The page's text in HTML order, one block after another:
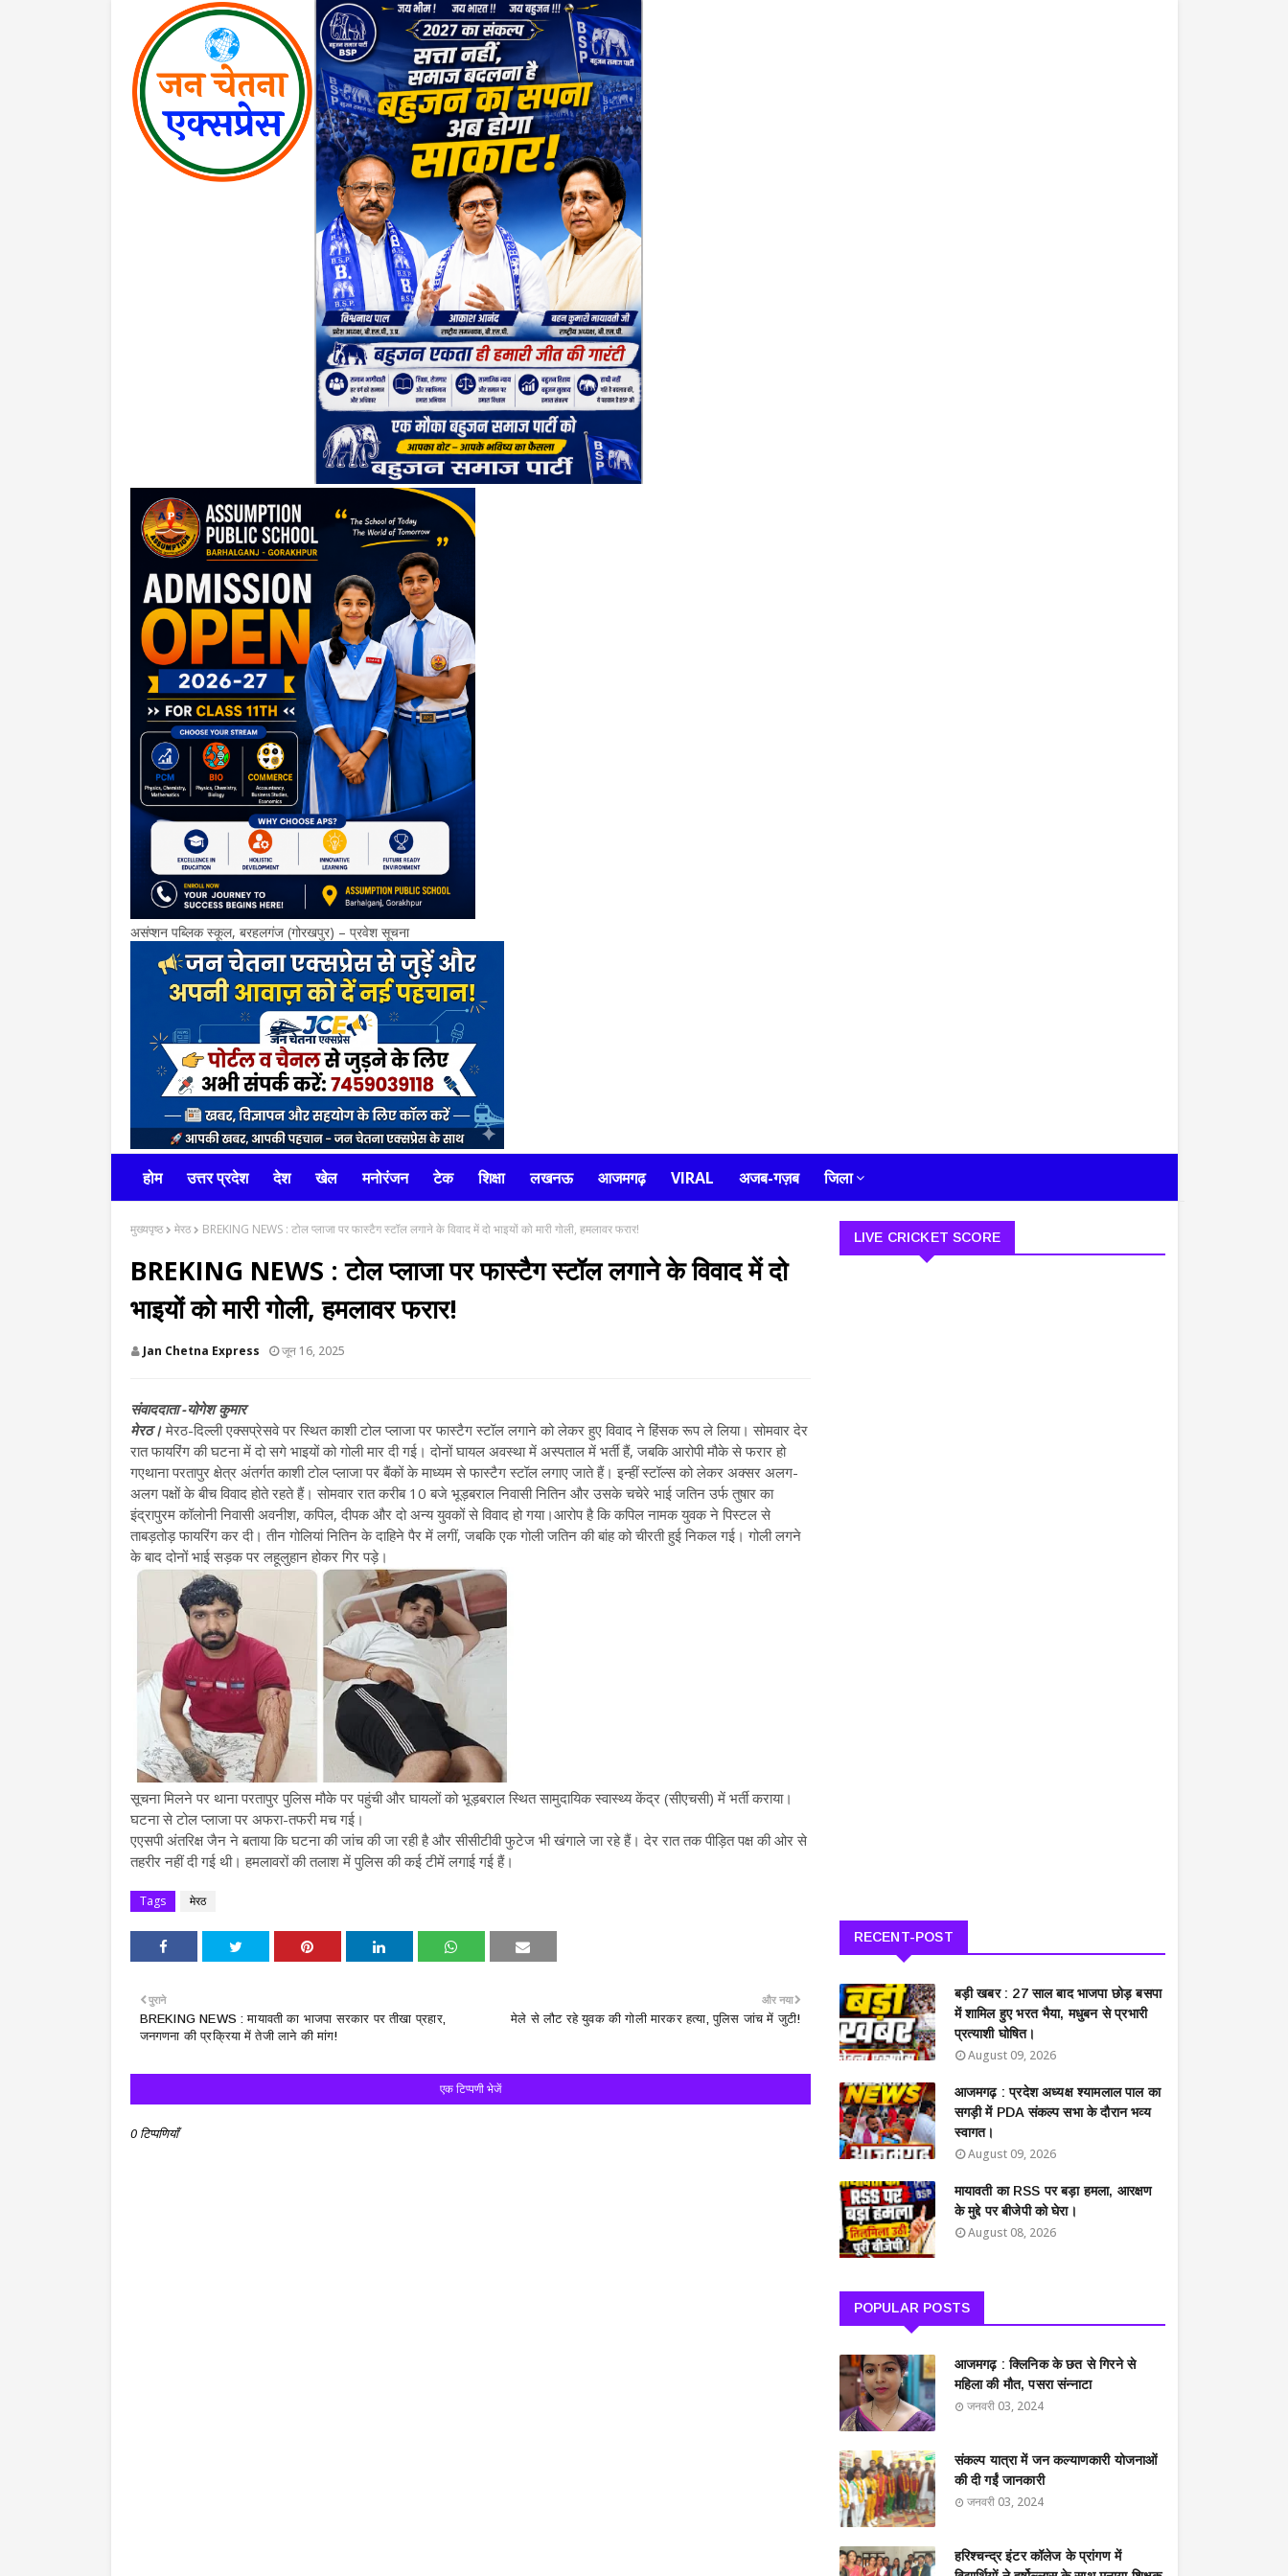
असंप्शन पब्लिक स्कूल, बरहलगंज (गोरखपुर) – प्रवेश सूचना
होम उत्तर प्रदेश देश खेल मनोरंजन टेक शिक्षा लखनऊ आजमगढ़ VIRAL अजब-गज़ब जिला
मुख्यपृष्ठ मेरठ BREKING NEWS : टोल प्लाजा पर फास्टैग स्टॉल लगाने के विवाद में दो भाइयों को मारी गोली, हमलावर फरार!
BREKING NEWS : टोल प्लाजा पर फास्टैग स्टॉल लगाने के विवाद में दो
भाइयों को मारी गोली, हमलावर फरार!
Jan Chetna Express जून 16, 2025
संवाददाता -योगेश कुमार
मेरठ।मेरठ-दिल्ली एक्सप्रेसवे पर स्थित काशी टोल प्लाजा पर फास्टैग स्टॉल लगाने को लेकर हुए विवाद ने हिंसक रूप ले लिया। सोमवार देर
रात फायरिंग की घटना में दो सगे भाइयों को गोली मार दी गई। दोनों घायल अवस्था में अस्पताल में भर्ती हैं, जबकि आरोपी मौके से फरार हो
गएथाना परतापुर क्षेत्र अंतर्गत काशी टोल प्लाजा पर बैंकों के माध्यम से फास्टैग स्टॉल लगाए जाते हैं। इन्हीं स्टॉल्स को लेकर अक्सर अलग-
अलग पक्षों के बीच विवाद होते रहते हैं। सोमवार रात करीब 10 बजे भूड़बराल निवासी नितिन और उसके चचेरे भाई जतिन उर्फ तुषार का
इंद्रापुरम कॉलोनी निवासी अवनीश, कपिल, दीपक और दो अन्य युवकों से विवाद हो गया।आरोप है कि कपिल नामक युवक ने पिस्टल से
ताबड़तोड़ फायरिंग कर दी। तीन गोलियां नितिन के दाहिने पैर में लगीं, जबकि एक गोली जतिन की बांह को चीरती हुई निकल गई। गोली लगने
के बाद दोनों भाई सड़क पर लहूलुहान होकर गिर पड़े।
सूचना मिलने पर थाना परतापुर पुलिस मौके पर पहुंची और घायलों को भूड़बराल स्थित सामुदायिक स्वास्थ्य केंद्र (सीएचसी) में भर्ती कराया।
घटना से टोल प्लाजा पर अफरा-तफरी मच गई।
एएसपी अंतरिक्ष जैन ने बताया कि घटना की जांच की जा रही है और सीसीटीवी फुटेज भी खंगाले जा रहे हैं। देर रात तक पीड़ित पक्ष की ओर से
तहरीर नहीं दी गई थी। हमलावरों की तलाश में पुलिस की कई टीमें लगाई गई हैं।
Tags मेरठ
और नया
मेले से लौट रहे युवक की गोली मारकर हत्या, पुलिस जांच में जुटी!
पुराने
BREKING NEWS : मायावती का भाजपा सरकार पर तीखा प्रहार,
जनगणना की प्रक्रिया में तेजी लाने की मांग!
एक टिप्पणी भेजें
0 टिप्पणियाँ
LIVE CRICKET SCORE
RECENT-POST
बड़ी खबर : 27 साल बाद भाजपा छोड़ बसपा
में शामिल हुए भरत भैया, मधुबन से प्रभारी
प्रत्याशी घोषित।
August 09, 2026
आजमगढ़ : प्रदेश अध्यक्ष श्यामलाल पाल का
सगड़ी में PDA संकल्प सभा के दौरान भव्य
स्वागत।
August 09, 2026
मायावती का RSS पर बड़ा हमला, आरक्षण
के मुद्दे पर बीजेपी को घेरा।
August 08, 2026
POPULAR POSTS
आजमगढ़ : क्लिनिक के छत से गिरने से
महिला की मौत, पसरा संन्नाटा
जनवरी 03, 2024
संकल्प यात्रा में जन कल्याणकारी योजनाओं
की दी गईं जानकारी
जनवरी 03, 2024
हरिश्चन्द्र इंटर कॉलेज के प्रांगण में